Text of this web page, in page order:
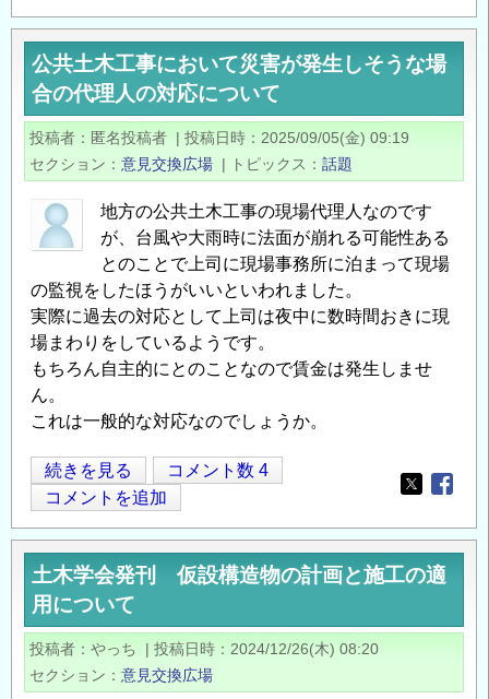
業
法
改
正
に
伴
う
標
準
務
費
に
関
す
る
題
点
に
つ
い
て
の
公共土木工事において災害が発生しそうな場
合の代理人の対応について
投稿者 匿名投稿者 | 投稿日時
2025/09/05(金) 09:19
セクション
意見交換広場 | トピックス 話題
地方の公共土木工事の現場代理人なのです
が、台風や大雨時に法面が崩れる可能性ある
とのことで上司に現場事務所に泊まって現場
の監視をしたほうがいいといわれました。
実際に過去の対応として上司は夜中に数時間おきに現
場まわりをしているようです。
もちろん自主的にとのことなので賃金は発生しませ
ん。
これは一般的な対応なのでしょうか。
公
共
土
木
工
事
に
お
い
続きを見る
コメント数 4
コメントを追加
Opens in
土木学会発刊 仮設構造物の計画と施工の適
用について
投稿者 やっち | 投稿日時
2024/12/26(木) 08:20
セクション
意見交換広場